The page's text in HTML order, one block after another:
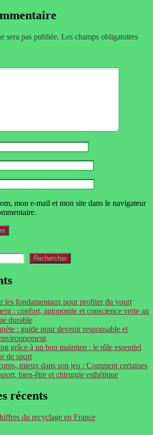
sera pas publiée. Les champs obligatoires
mon e-mail et mon site dans le navigateur
Rechercher
les fondamentaux pour profiter du vourt
: confort, autonomie et conscience verte au
durable
: guide pour devenir responsable et
grâce à un bon maintien : le rôle essentiel
de sport
mieux dans son jeu : Comment certaines
bien-être et chirurgie esthétique
récents
du recyclage en France